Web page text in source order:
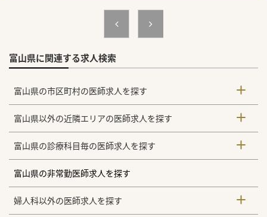
富山県に関連する求人検索
富山県の市区町村の医師求人を探す
富山県以外の近隣エリアの医師求人を探す
富山県の診療科目毎の医師求人を探す
富山県の非常勤医師求人を探す
婦人科以外の医師求人を探す